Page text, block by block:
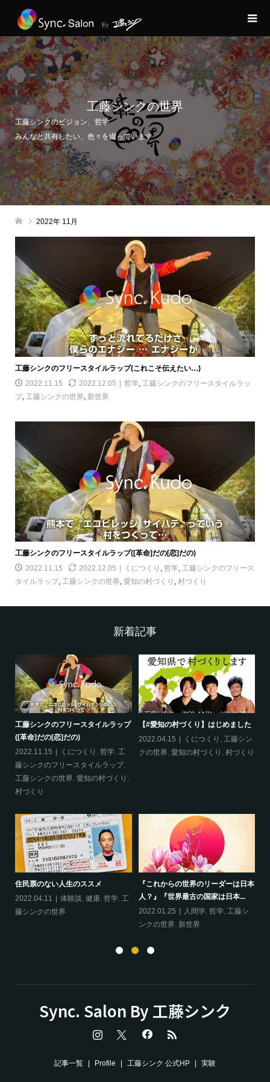
工藤シンクの世界
工藤シンクのビジョン、哲学
みんなと共有したい、色々を綴っています
2022年 11月
工藤シンクのフリースタイルラップ(これこそ伝えたい…)
2022.11.15
2022.12.05 哲学, 工藤シンクのフリースタイルラッ
プ, 工藤シンクの世界, 新世界
工藤シンクのフリースタイルラップ([革命]だの[恋]だの)
2022.11.15
2022.12.05 くにつくり , 哲学, 工藤シンクのフリース
タイルラップ, 工藤シンクの世界, 愛知の村づくり , 村づくり
新着記事
工藤シンクのフリースタイルラップ
([革命]だの[恋]だの)
2022.11.15
くにつくり , 哲学, 工
藤シンクのフリースタイルラップ,
工藤シンクの世界, 愛知の村づくり ,
村づくり
【#愛知の村づくり】はじめました
2022.04.15
くにつくり , 工藤シン
クの世界, 愛知の村づくり , 村づくり
住民票のない人生のススメ
2022.04.11
体験談 健康, 哲学, 工
藤シンクの世界
『これからの世界のリーダーは日本
人？』『世界最古の国家は日本...
2022.01.25
人間学, 哲学, 工藤シ
ンクの世界 新世界
Sync. Salon By 工藤シンク
記事一覧 Profile 工藤シンク 公式HP 実験